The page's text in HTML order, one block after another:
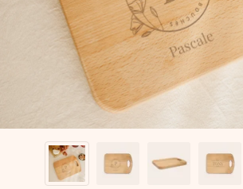
Créez quelque chose d’unique en
son prénom, votre photo ou un
Sans complications, juste tout l’amour